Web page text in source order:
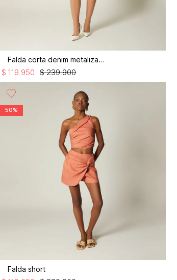
Falda corta denim metalizado
$ 239.900
$ 119.950
50%
Falda short